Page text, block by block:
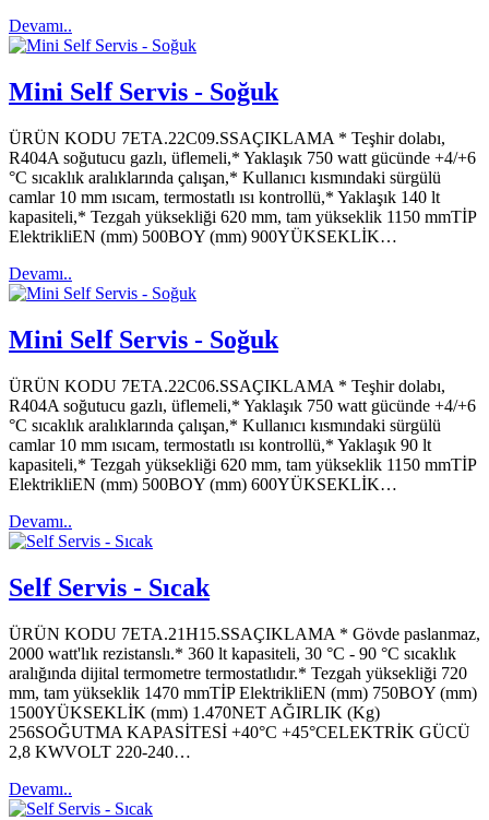
Devamı..
Mini Self Servis - Soğuk
ÜRÜN KODU 7ETA.22C09.SSAÇIKLAMA * Teşhir dolabı,
R404A soğutucu gazlı, üflemeli,* Yaklaşık 750 watt gücünde +4/+6
°C sıcaklık aralıklarında çalışan,* Kullanıcı kısmındaki sürgülü
camlar 10 mm ısıcam, termostatlı ısı kontrollü,* Yaklaşık 140 lt
kapasiteli,* Tezgah yüksekliği 620 mm, tam yükseklik 1150 mmTİP
ElektrikliEN (mm) 500BOY (mm) 900YÜKSEKLİK…
Devamı..
Mini Self Servis - Soğuk
ÜRÜN KODU 7ETA.22C06.SSAÇIKLAMA * Teşhir dolabı,
R404A soğutucu gazlı, üflemeli,* Yaklaşık 750 watt gücünde +4/+6
°C sıcaklık aralıklarında çalışan,* Kullanıcı kısmındaki sürgülü
camlar 10 mm ısıcam, termostatlı ısı kontrollü,* Yaklaşık 90 lt
kapasiteli,* Tezgah yüksekliği 620 mm, tam yükseklik 1150 mmTİP
ElektrikliEN (mm) 500BOY (mm) 600YÜKSEKLİK…
Devamı..
Self Servis - Sıcak
ÜRÜN KODU 7ETA.21H15.SSAÇIKLAMA * Gövde paslanmaz,
2000 watt'lık rezistanslı.* 360 lt kapasiteli, 30 °C - 90 °C sıcaklık
aralığında dijital termometre termostatlıdır.* Tezgah yüksekliği 720
mm, tam yükseklik 1470 mmTİP ElektrikliEN (mm) 750BOY (mm)
1500YÜKSEKLİK (mm) 1.470NET AĞIRLIK (Kg)
256SOĞUTMA KAPASİTESİ +40°C +45°CELEKTRİK GÜCÜ
2,8 KWVOLT 220-240…
Devamı..